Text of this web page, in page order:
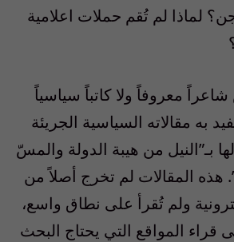
لماذا لم تُقم حملات اعلامية
معروفاً ولا كاتباً سياسياً
به مقالاته السياسية الجريئة
بـ”النيل من هيبة الدولة والمسّ
هذه المقالات لم تخرج أصلاً من
ولم تُقرأ على نطاق واسع،
المواقع التي يحتاج البحث